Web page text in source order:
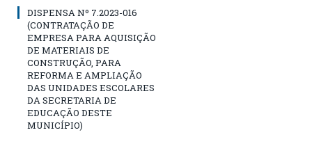
DISPENSA Nº 7.2023-016
(CONTRATAÇÃO DE
EMPRESA PARA AQUISIÇÃO
DE MATERIAIS DE
CONSTRUÇÃO, PARA
REFORMA E AMPLIAÇÃO
DAS UNIDADES ESCOLARES
DA SECRETARIA DE
EDUCAÇÃO DESTE
MUNICÍPIO)